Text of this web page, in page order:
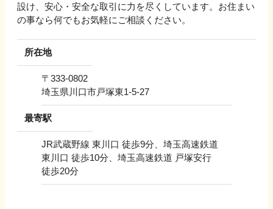
設け、安心・安全な取引に力を尽くしています。お住まい
の事なら何でもお気軽にご相談ください。
所在地
〒 333-0802
埼玉県川口市戸塚東1-5-27
最寄駅
JR武蔵野線 東川口 徒歩9分、埼玉高速鉄道
東川口 徒歩10分、埼玉高速鉄道 戸塚安行
徒歩20分